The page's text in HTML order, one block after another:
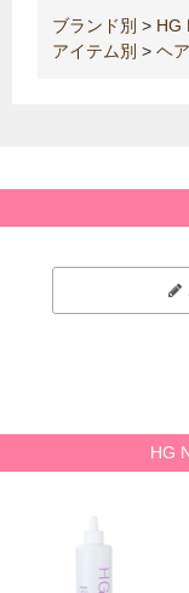
ブランド別 > HG
アイテム別 > ヘ
HG